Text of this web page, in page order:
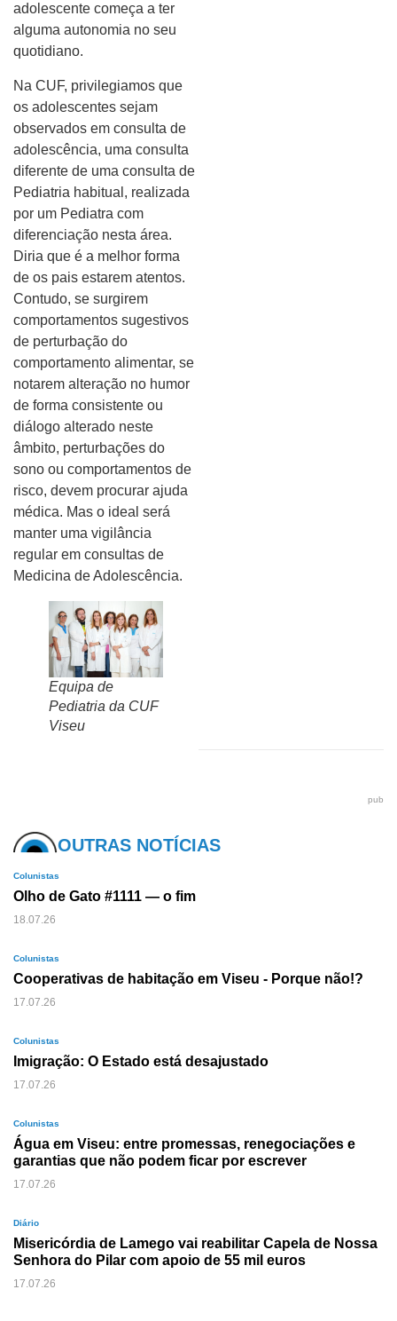
adolescente começa a ter
alguma autonomia no seu
quotidiano.
Na CUF, privilegiamos que
os adolescentes sejam
observados em consulta de
adolescência, uma consulta
diferente de uma consulta de
Pediatria habitual, realizada
por um Pediatra com
diferenciação nesta área.
Diria que é a melhor forma
de os pais estarem atentos.
Contudo, se surgirem
comportamentos sugestivos
de perturbação do
comportamento alimentar, se
notarem alteração no humor
de forma consistente ou
diálogo alterado neste
âmbito, perturbações do
sono ou comportamentos de
risco, devem procurar ajuda
médica. Mas o ideal será
manter uma vigilância
regular em consultas de
Medicina de Adolescência.
Equipa de
Pediatria da CUF
Viseu
pub
OUTRAS NOTÍCIAS
Colunistas
Olho de Gato #1111 — o fim
18.07.26
Colunistas
Cooperativas de habitação em Viseu - Porque não!?
17.07.26
Colunistas
Imigração: O Estado está desajustado
17.07.26
Colunistas
Água em Viseu: entre promessas, renegociações e
garantias que não podem ficar por escrever
17.07.26
Diário
Misericórdia de Lamego vai reabilitar Capela de Nossa
Senhora do Pilar com apoio de 55 mil euros
17.07.26